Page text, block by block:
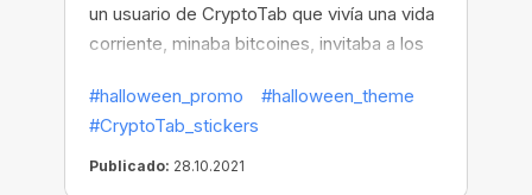
un usuario de CryptoTab que vivía una vida
corriente, minaba bitcoines, invitaba a los
su Telegram y pasó algo horrible... ¡Se
perdió los nuevos adhesivos CryptoBot!
#halloween_promo
#halloween_theme
#CryptoTab_stickers
Publicado: 28.10.2021